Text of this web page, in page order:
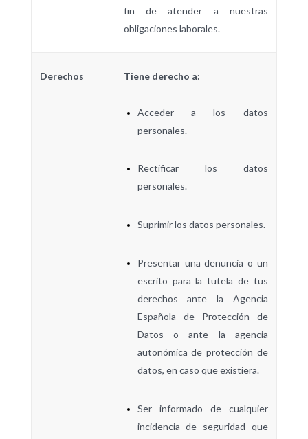
fin de atender a nuestras
obligaciones laborales.
Derechos Tiene derecho a:
Acceder a los datos
personales.
Rectificar los datos
personales.
Suprimir los datos personales.
Presentar una denuncia o un
escrito para la tutela de tus
derechos ante la Agencia
Española de Protección de
Datos o ante la agencia
autonómica de protección de
datos, en caso que existiera.
Ser informado de cualquier
incidencia de seguridad que